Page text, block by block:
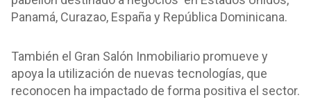
Panamá, Curazao, España y República Dominicana.
También el Gran Salón Inmobiliario promueve y
apoya la utilización de nuevas tecnologías, que
reconocen ha impactado de forma positiva el sector.